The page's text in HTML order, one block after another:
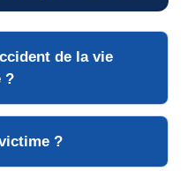
de la vie
?
?